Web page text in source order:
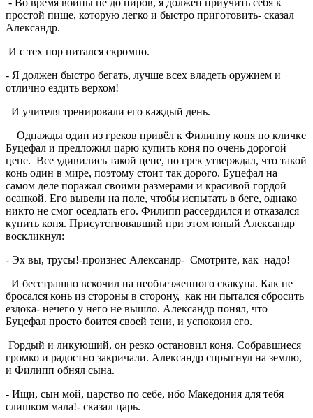
простой пище, которую легко и быстро приготовить- сказал
Александр.
И с тех пор питался скромно.
- Я должен быстро бегать, лучше всех владеть оружием и
отлично ездить верхом!
И учителя тренировали его каждый день.
Однажды один из греков привёл к Филиппу коня по кличке
Буцефал и предложил царю купить коня по очень дорогой
цене. Все удивились такой цене, но грек утверждал, что такой
конь один в мире, поэтому стоит так дорого. Буцефал на
самом деле поражал своими размерами и красивой гордой
осанкой. Его вывели на поле, чтобы испытать в беге, однако
никто не смог оседлать его. Филипп рассердился и отказался
купить коня. Присутствовавший при этом юный Александр
воскликнул:
- Эх вы, трусы!-произнес Александр- Смотрите, как надо!
И бесстрашно вскочил на необъезженного скакуна. Как не
бросался конь из стороны в сторону, как ни пытался сбросить
ездока- нечего у него не вышло. Александр понял, что
Буцефал просто боится своей тени, и успокоил его.
Гордый и ликующий, он резко остановил коня. Собравшиеся
громко и радостно закричали. Александр спрыгнул на землю,
и Филипп обнял сына.
- Ищи, сын мой, царство по себе, ибо Македония для тебя
слишком мала!- сказал царь.